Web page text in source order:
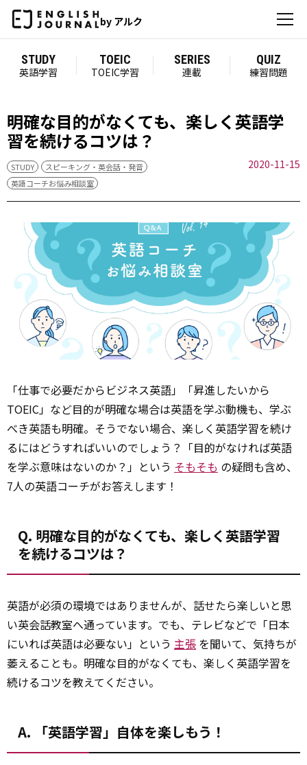
by アルク
STUDY
英語学習
TOEIC
TOEIC学習
SERIES
連載
QUIZ
練習問題
明確な目的がなくても、楽しく英語学
習を続けるコツは？
STUDY
スピーキング・英会話・発音
英語コーチお悩み相談室
2020-11-15
「仕事で必要だからビジネス英語」「昇進したいから
TOEIC」など目的が明確な場合は英語を学ぶ動機も、学ぶ
べき英語も明確。そうでない場合、楽しく英語学習を続け
るにはどうすればいいのでしょう？「目的がなければ英語
を学ぶ意味はないのか？」という そもそも の疑問も含め、
7人の英語コーチがお答えします！
Q. 明確な目的がなくても、楽しく英語学習
を続けるコツは？
英語が必須の環境ではありませんが、話せたら楽しいと思
い英会話教室へ通っています。でも、テレビなどで「日本
にいれば英語は必要ない」という 主張 を聞いて、気持ちが
萎えることも。明確な目的がなくても、楽しく英語学習を
続けるコツを教えてください。
A. 「英語学習」自体を楽しもう！